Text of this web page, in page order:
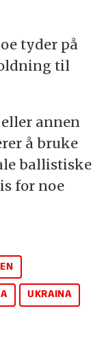
tyder på
til
annen
å bruke
ballistiske
for noe
UKRAINA